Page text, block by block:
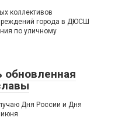
коллективов
города в ДЮСШ
по уличному
обновленная
Дня России и Дня
июня